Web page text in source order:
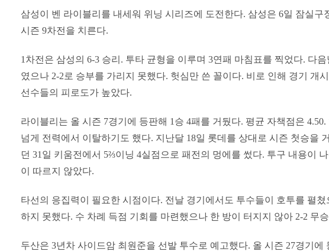
삼성이 벤 라이블리를 내세워 위닝 시리즈에 도전한다. 삼성은 6일 잠실구
시즌 9차전을 치른다.
1차전은 삼성의 6-3 승리. 투타 균형을 이루며 3연패 마침표를 찍었다. 다
였으나 2-2로 승부를 가리지 못했다. 헛심만 쓴 꼴이다. 비로 인해 경기 개
선수들의 피로도가 높았다.
라이블리는 올 시즌 7경기에 등판해 1승 4패를 거뒀다. 평균 자책점은
넘게 전력에서 이탈하기도 했다. 지난달 18일 롯데를 상대로 시즌 첫승을
던 31일 키움전에서 5⅔이닝 4실점으로 패전의 멍에를 썼다. 투구 내용이
이 따르지 않았다.
타선의 응집력이 필요한 시점이다. 전날 경기에서도 투수들이 호투를 펼
하지 못했다. 수 차례 득점 기회를 마련했으나 한 방이 터지지 않아 2-2 무
두산은 3년차 사이드암 최원준을 선발 투수로 예고했다. 올 시즌 27경기에